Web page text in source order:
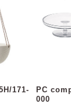
171-
PC
000